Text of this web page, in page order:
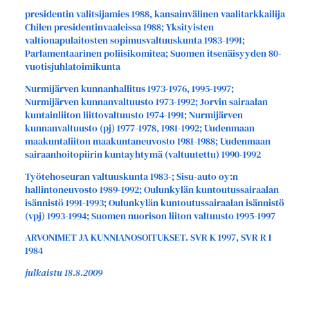
presidentin valitsijamies 1988, kansainvälinen vaalitarkkailija
Chilen presidentinvaaleissa 1988; Yksityisten
valtionapulaitosten sopimusvaltuuskunta 1983-1991;
Parlamentaarinen poliisikomitea; Suomen itsenäisyyden 80-
vuotisjuhlatoimikunta
Nurmijärven kunnanhallitus 1973-1976, 1995-1997;
Nurmijärven kunnanvaltuusto 1973-1992; Jorvin sairaalan
kuntainliiton liittovaltuusto 1974-1991; Nurmijärven
kunnanvaltuusto (pj) 1977-1978, 1981-1992; Uudenmaan
maakuntaliiton maakuntaneuvosto 1981-1988; Uudenmaan
sairaanhoitopiirin kuntayhtymä (valtuutettu) 1990-1992
Työtehoseuran valtuuskunta 1983-; Sisu-auto oy:n
hallintoneuvosto 1989-1992; Oulunkylän kuntoutussairaalan
isännistö 1991-1993; Oulunkylän kuntoutussairaalan isännistö
(vpj) 1993-1994; Suomen nuorison liiton valtuusto 1995-1997
ARVONIMET JA KUNNIANOSOITUKSET. SVR K 1997, SVR R I
1984
julkaistu 18.8.2009